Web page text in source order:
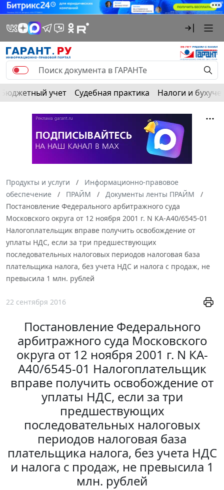
Бюджетный учет Судебная практика Налоги и
Продукты и услуги
Информационно-правовое
обеспечение
ПРАЙМ
Документы ленты ПРАЙМ
Постановление Федерального арбитражного суда
Московского округа от 12 ноября 2001 г. N КА-А40/6545-01
Налогоплательщик вправе получить освобождение от
уплаты НДС, если за три предшествующих
последовательных налоговых периодов налоговая база
плательщика налога, без учета НДС и налога с продаж, не
превысила 1 млн. рублей
22 сентября 2016
Постановление Федерального
арбитражного суда Московского
округа от 12 ноября 2001 г. N КА-
А40/6545-01 Налогоплательщик
вправе получить освобождение от
уплаты НДС, если за три
предшествующих
последовательных налоговых
периодов налоговая база
плательщика налога, без учета НДС
и налога с продаж, не превысила 1
млн. рублей